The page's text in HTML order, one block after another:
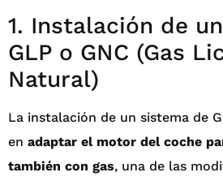
1. Instalación de
GLP o GNC (Gas
Natural)
La instalación de un sistema de
en adaptar el motor del coche
también con gas, una de las